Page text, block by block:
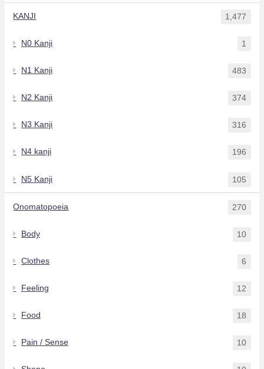
KANJI 1,477
N0 Kanji 1
N1 Kanji 483
N2 Kanji 374
N3 Kanji 316
N4 kanji 196
N5 Kanji 105
Onomatopoeia 270
Body 10
Clothes 6
Feeling 12
Food 18
Pain / Sense 10